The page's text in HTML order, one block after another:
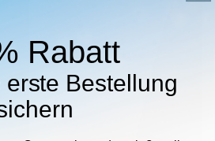
Rabatt
Bestellung